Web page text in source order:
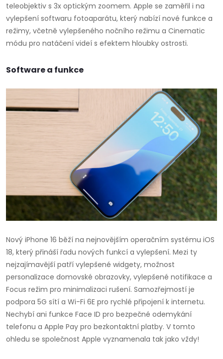
teleobjektiv s 3x optickým zoomem. Apple se zaměřil i na
vylepšení softwaru fotoaparátu, který nabízí nové funkce a
režimy, včetně vylepšeného nočního režimu a Cinematic
módu pro natáčení videí s efektem hloubky ostrosti.
Software a funkce
Nový iPhone 16 běží na nejnovějším operačním systému iOS
18, který přináší řadu nových funkcí a vylepšení. Mezi ty
nejzajímavější patří vylepšené widgety, možnost
personalizace domovské obrazovky, vylepšené notifikace a
Focus režim pro minimalizaci rušení. Samozřejmostí je
podpora 5G sítí a Wi-Fi 6E pro rychlé připojení k internetu.
Nechybí ani funkce Face ID pro bezpečné odemykání
telefonu a Apple Pay pro bezkontaktní platby. V tomto
ohledu se společnost Apple vyznamenala tak jako vždy!